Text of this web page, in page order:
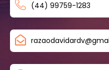
(44) 99759-1283